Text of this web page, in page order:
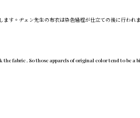
す。ヂェン先生の布衣は染色過程が仕立ての後に行われ
fabric . So those apparels of original color tend to be a